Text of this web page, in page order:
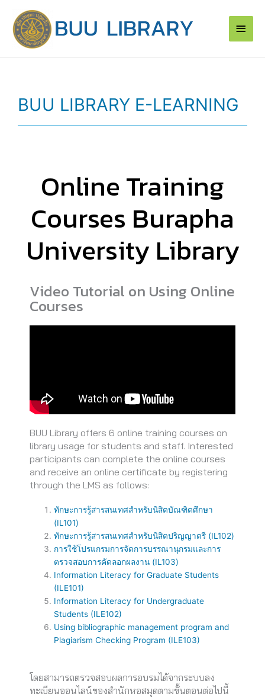
content
Main
BUU LIBRARY E-LEARNING
Online Training
Courses Burapha
University Library
Video Tutorial on Using Online
Courses
BUU Library offers 6 online training courses on
library usage for students and staff. Interested
participants can complete the online courses
and receive an online certificate by registering
through the LMS as follows:
ทักษะการรู้สารสนเทศสำหรับนิสิตบัณฑิตศึกษา
(IL101)
ทักษะการรู้สารสนเทศสำหรับนิสิตปริญญาตรี (IL102)
การใช้โปรแกรมการจัดการบรรณานุกรมและการ
ตรวจสอบการคัดลอกผลงาน (IL103)
Information Literacy for Graduate Students
(ILE101)
Information Literacy for Undergraduate
Students (ILE102)
Using bibliographic management program and
Plagiarism Checking Program (ILE103)
โดยสามารถตรวจสอบผลการอบรมได้จากระบบลง
ทะเบียนออนไลน์ของสำนักหอสมุดตามขั้นตอนต่อไปนี้